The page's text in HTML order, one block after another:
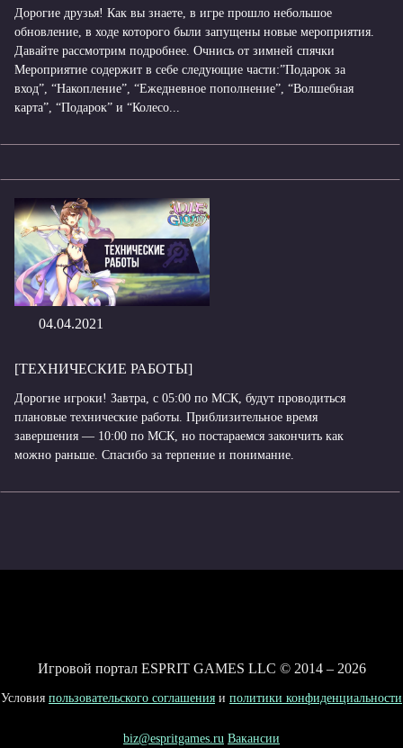
Дорогие друзья! Как вы знаете, в игре прошло небольшое
обновление, в ходе которого были запущены новые мероприятия.
Давайте рассмотрим подробнее. Очнись от зимней спячки
Мероприятие содержит в себе следующие части:”Подарок за
вход”, “Накопление”, “Ежедневное пополнение”, “Волшебная
карта”, “Подарок” и “Колесо...
04.04.2021
[ТЕХНИЧЕСКИЕ РАБОТЫ]
Дорогие игроки! Завтра, с 05:00 по МСК, будут проводиться
плановые технические работы. Приблизительное время
завершения — 10:00 по МСК, но постараемся закончить как
можно раньше. Спасибо за терпение и понимание.
Игровой портал ESPRIT GAMES LLC © 2014 – 2026
Условия пользовательского соглашения и политики конфиденциальности
biz@espritgames.ru Вакансии